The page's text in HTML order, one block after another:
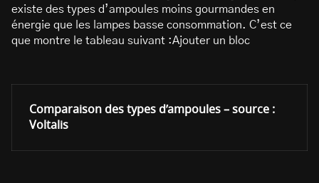
existe des types d’ampoules moins gourmandes en
énergie que les lampes basse consommation. C’est ce
que montre le tableau suivant :Ajouter un bloc
Comparaison des types d’ampoules – source :
Voltalis